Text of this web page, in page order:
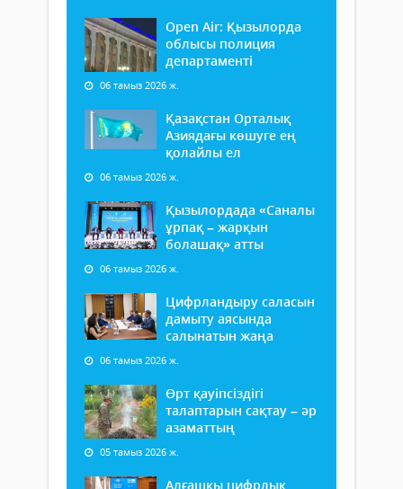
Open Air: Қызылорда
облысы полиция
департаменті
06 тамыз 2026 ж.
Қазақстан Орталық
Азиядағы көшуге ең
қолайлы ел
06 тамыз 2026 ж.
Қызылордада «Саналы
ұрпақ – жарқын
болашақ» атты
06 тамыз 2026 ж.
Цифрландыру саласын
дамыту аясында
салынатын жаңа
06 тамыз 2026 ж.
Өрт қауіпсіздігі
талаптарын сақтау – әр
азаматтың
05 тамыз 2026 ж.
Алғашқы цифрлық